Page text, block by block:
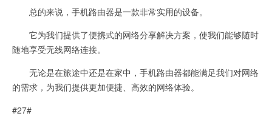
总的来说，手机路由器是一款非常实用的设备。
它为我们提供了便携式的网络分享解决方案，使我们能够随时
随地享受无线网络连接。
无论是在旅途中还是在家中，手机路由器都能满足我们对网络
的需求，为我们提供更加便捷、高效的网络体验。
#27#